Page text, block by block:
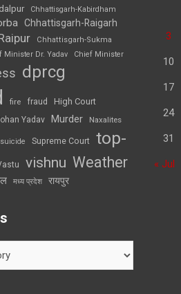
Chhattisgarh-Kabirdham
Chhattisgarh-Raigarh
Chhattisgarh-Sukma
Minister Dr. Yadav Chief Minister
dprcg
fire fraud High Court
Yadav Murder Naxalites
suicide Supreme Court top-
vishnu Weather
मध्य प्रदेश रायपुर
3
10
17
24
31
« Jul